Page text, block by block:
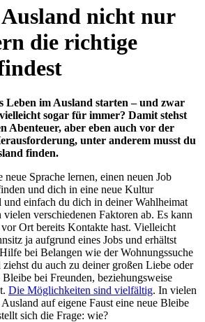
nicht nur
die richtige
Leben im Ausland starten – und zwar
sogar für immer? Damit stehst
Abenteuer, aber eben auch vor der
unter anderem musst du
finden.
Sprache lernen, einen neuen Job
und dich in eine neue Kultur
und einfach du dich in deiner Wahlheimat
verschiedenen Faktoren ab. Es kann
Ort bereits Kontakte hast. Vielleicht
ja aufgrund eines Jobs und erhältst
bei Belangen wie der Wohnungssuche
du auch zu deiner großen Liebe oder
Bleibe bei Freunden, beziehungsweise
Die Möglichkeiten sind vielfältig. In vielen
auf eigene Faust eine neue Bleibe
sich die Frage: wie?